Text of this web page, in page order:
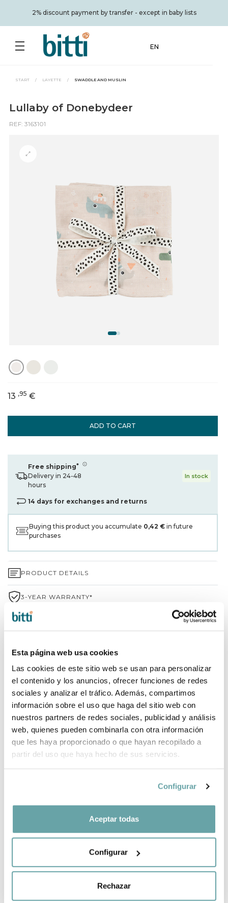
Esta página web usa cookies
Las cookies de este sitio web se usan para personalizar
el contenido y los anuncios, ofrecer funciones de redes
sociales y analizar el tráfico. Además, compartimos
información sobre el uso que haga del sitio web con
nuestros partners de redes sociales, publicidad y análisis
web, quienes pueden combinarla con otra información
que les haya proporcionado o que hayan recopilado a
partir del uso que haya hecho de sus servicios.
Configurar
Aceptar todas
Configurar
Rechazar
2% discount payment by transfer - except in baby lists
EN
START / LAYETTE / SWADDLE AND MUSLIN
Lullaby of Donebydeer
REF: 3163101
ADD TO CART
13 ,95 €
Free shipping*
Delivery in 24-48
hours
In stock
14 days for exchanges and returns
Buying this product you accumulate 0,42 € in future
purchases
PRODUCT DETAILS
3-YEAR WARRANTY*
SHIPPING AND RETURNS
BRAND INFORMATION
SHARE